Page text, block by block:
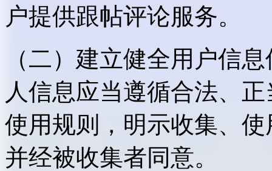
户提供跟帖评论服务。
（二）建立健全用户信
人信息应当遵循合法、
使用规则，明示收集、
并经被收集者同意。